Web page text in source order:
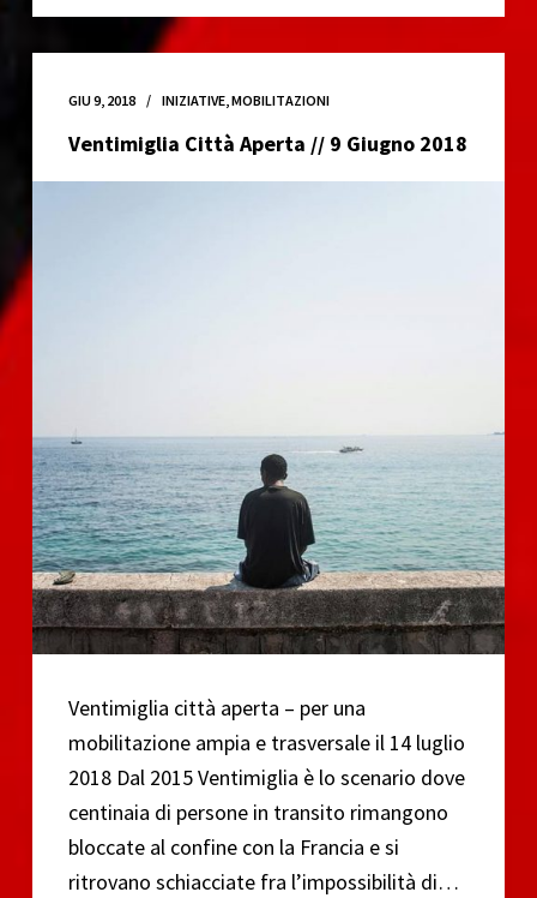
della
di
Sotto
GIU 9, 2018 INIZIATIVE,MOBILITAZIONI
Ventimiglia Città Aperta // 9 Giugno 2018
Ventimiglia città aperta – per una
mobilitazione ampia e trasversale il 14 luglio
2018 Dal 2015 Ventimiglia è lo scenario dove
centinaia di persone in transito rimangono
bloccate al confine con la Francia e si
ritrovano schiacciate fra l’impossibilità di…